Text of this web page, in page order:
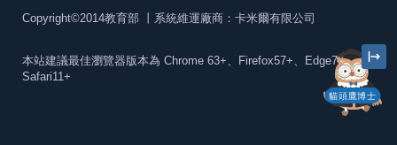
貓頭鷹博士
Copyright©2014教育部 丨系統維運廠商：卡米爾有限公司
本站建議最佳瀏覽器版本為 Chrome 63+、Firefox57+、Edge79+及
Safari11+